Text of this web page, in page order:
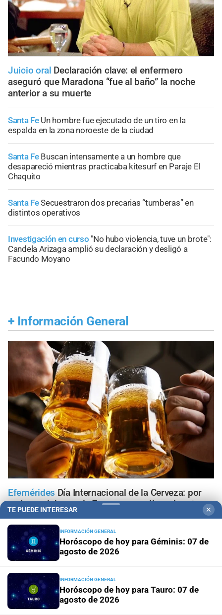
Juicio oral Declaración clave: el enfermero
aseguró que Maradona “fue al baño” la noche
anterior a su muerte
Santa Fe Un hombre fue ejecutado de un tiro en la
espalda en la zona noroeste de la ciudad
Santa Fe Buscan intensamente a un hombre que
desapareció mientras practicaba kitesurf en Paraje El
Chaquito
Santa FeSecuestraron dos precarias “tumberas” en
distintos operativos
Investigación en curso "No hubo violencia, tuve un brote":
Candela Arizaga amplió su declaración y desligó a
Facundo Moyano
+ Información General
Efemérides Día Internacional de la Cerveza: por
qué se celebra cada 7 agosto y cuál es el curioso
origen de la festividad
Horóscopo del díaHoróscopo de hoy para Piscis: 07 de
agosto de 2026
Horóscopo del díaHoróscopo de hoy para Acuario: 07
de agosto de 2026
TE PUEDE INTERESAR ✕
INFORMACIÓN GENERAL
Horóscopo de hoy para Géminis: 07 de
agosto de 2026
INFORMACIÓN GENERAL
Horóscopo de hoy para Tauro: 07 de
agosto de 2026